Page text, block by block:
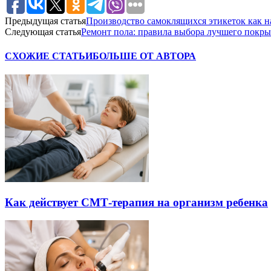
Предыдущая статьяПроизводство самоклящихся этикеток как
Следующая статьяРемонт пола: правила выбора лучшего
СХОЖИЕ СТАТЬИБОЛЬШЕ ОТ АВТОРА
Как действует СМТ-терапия на организм ребенка